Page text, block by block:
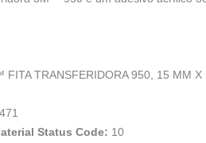
FITA TRANSFERIDORA 950, 15 MM X
Status Code: 10